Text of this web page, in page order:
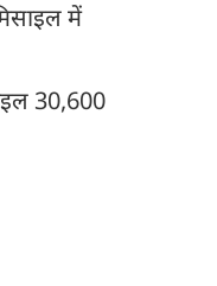
में
30,600